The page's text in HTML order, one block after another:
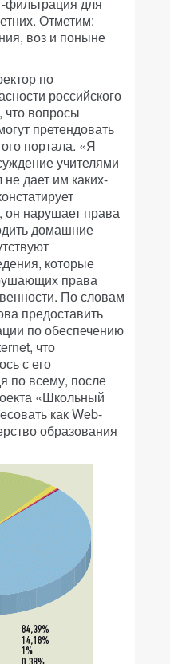
Отметим:
воз и поныне
по
российского
что вопросы
претендовать
портала. «Я
учителями
дает им каких-
нарушает права
домашние
которые
права
По словам
предоставить
по обеспечению
что
с его
по всему, после
«Школьный
как Web-
образования